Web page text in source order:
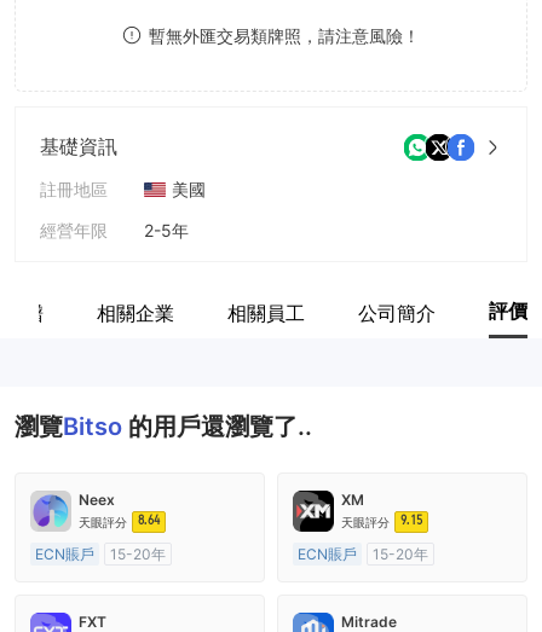
暫無外匯交易類牌照，請注意風險！
基礎資訊
註冊地區
美國
經營年限
2-5年
族譜 相關企業 相關員工 公司簡介 評價
瀏覽Bitso 的用戶還瀏覽了..
Neex
天眼評分 8.64
ECN賬戶
15-20年
主標MT4
XM
天眼評分 9.15
ECN賬戶
15-20年
主標MT4
FXT Mitrade